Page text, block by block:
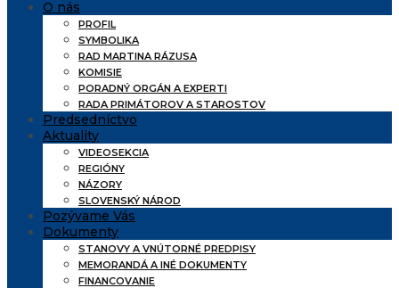
O nás
PROFIL
SYMBOLIKA
RAD MARTINA RÁZUSA
KOMISIE
PORADNÝ ORGÁN A EXPERTI
RADA PRIMÁTOROV A STAROSTOV
Predsedníctvo
Aktuality
VIDEOSEKCIA
REGIÓNY
NÁZORY
SLOVENSKÝ NÁROD
Pozývame Vás
Dokumenty
STANOVY A VNÚTORNÉ PREDPISY
MEMORANDÁ A INÉ DOKUMENTY
FINANCOVANIE